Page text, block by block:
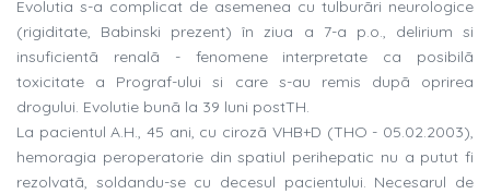
Evolutia s-a complicat de asemenea cu tulburãri neurologice
(rigiditate, Babinski prezent) în ziua a 7-a p.o., delirium si
insuficientã renalã - fenomene interpretate ca posibilã
toxicitate a Prograf-ului si care s-au remis dupã oprirea
drogului. Evolutie bunã la 39 luni postTH.
La pacientul A.H., 45 ani, cu cirozã VHB+D (THO - 05.02.2003),
hemoragia peroperatorie din spatiul perihepatic nu a putut fi
rezolvatã, soldandu-se cu decesul pacientului. Necesarul de